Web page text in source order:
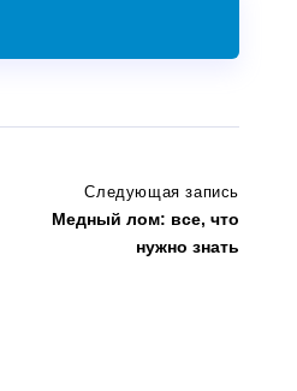
Следующая запись
Медный лом: все, что
нужно знать